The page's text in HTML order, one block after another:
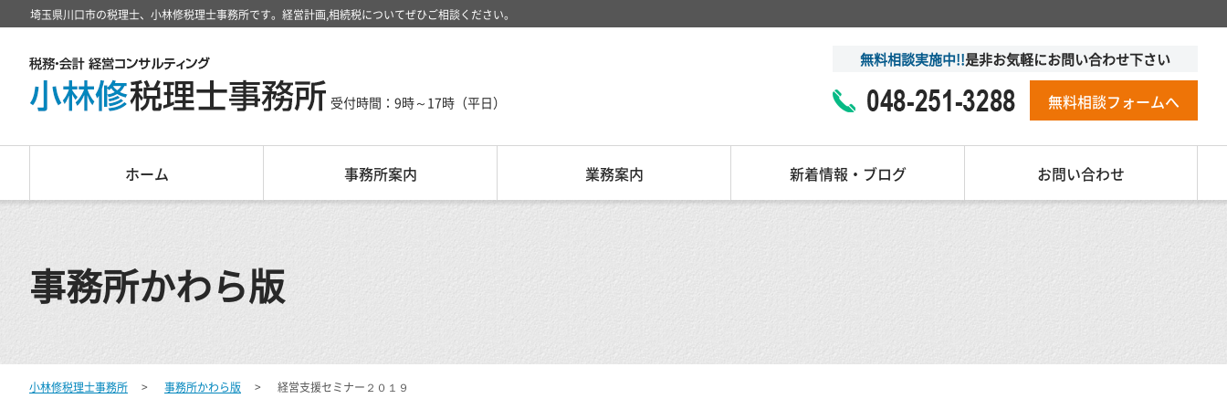
埼玉県川口市の税理士、小林修税理士事務所です。経営計画,相続税についてぜひご相談ください。
受付時間：9時～17時（平日）
無料相談実施中!!是非お気軽にお問い合わせ下さい
無料相談フォームへ
ホーム 事務所案内 業務案内 新着情報・ブログ お問い合わせ
事務所かわら版
小林修税理士事務所 事務所かわら版 経営支援セミナー２０１９